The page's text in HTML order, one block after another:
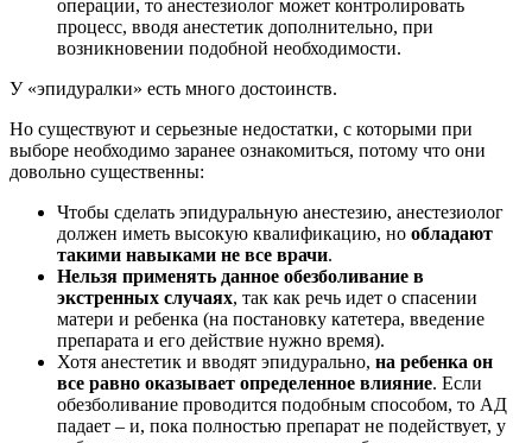
операции, то анестезиолог может контролировать
процесс, вводя анестетик дополнительно, при
возникновении подобной необходимости.
У «эпидуралки» есть много достоинств.
Но существуют и серьезные недостатки, с которыми при
выборе необходимо заранее ознакомиться, потому что они
довольно существенны:
Чтобы сделать эпидуральную анестезию, анестезиолог
должен иметь высокую квалификацию, но обладают
такими навыками не все врачи.
Нельзя применять данное обезболивание в
экстренных случаях, так как речь идет о спасении
матери и ребенка (на постановку катетера, введение
препарата и его действие нужно время).
Хотя анестетик и вводят эпидурально, на ребенка он
все равно оказывает определенное влияние. Если
обезболивание проводится подобным способом, то АД
падает – и, пока полностью препарат не подействует, у